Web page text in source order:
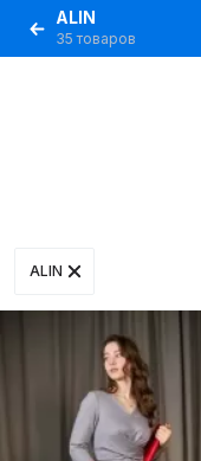
ALIN
35 товаров
ALIN